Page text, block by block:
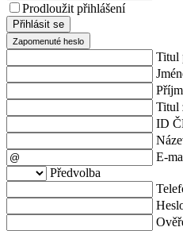
Prodloužit přihlášení
Přihlásit se
Zapomenuté heslo
Titul
Titul
ID
E-
Předvolba